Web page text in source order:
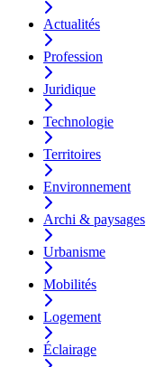
Actualités
Profession
Juridique
Technologie
Territoires
Environnement
Archi & paysages
Urbanisme
Mobilités
Logement
Éclairage